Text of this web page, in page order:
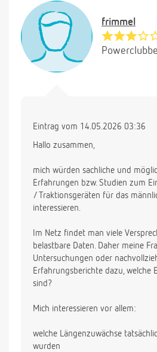
frimmel
Eintrag vom 14.05.2026 03:36
Hallo zusammen,
mich würden sachliche und
Erfahrungen bzw. Studien zum
/ Traktionsgeräten für das
interessieren.
Im Netz findet man viele
belastbare Daten. Daher meine
Untersuchungen oder
Erfahrungsberichte dazu, welche
sind?
Mich interessieren vor allem:
welche Längenzuwächse
wurden